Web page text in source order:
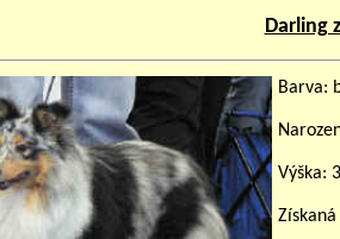
Darling
Barva:
Výška: